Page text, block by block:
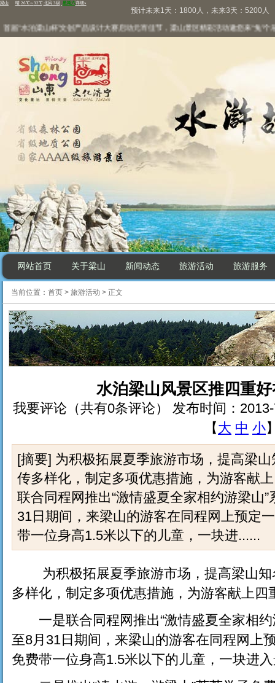
预计未来1天：1800人，未来3天：5200人
“水泊梁山杯”文创产品设计大赛启动元宵佳节，梁山景区精彩活动邀您来“兔”个乐呵
网站首页 关于梁山 新闻动态 旅游活动 旅游服务
当前位置： 首页 > 旅游活动 > 正文
水泊梁山风景区推四重
我要评论（共有0条评论） 发布时间：
【大 中 小
[摘要] 为积极拓展夏季旅游市场，提高梁
传多样化，制定多项优惠措施，为游客献
联合同程网推出“激情盛夏全家相约游梁山
31日期间，来梁山的游客在同程网上预定
带一位身高1.5米以下的儿童，一块进......
为积极拓展夏季旅游市场，提高梁山知
多样化，制定多项优惠措施，为游客献上四
一是联合同程网推出“激情盛夏全家相约
至8月31日期间，来梁山的游客在同程网上
免费带一位身高1.5米以下的儿童，一块进